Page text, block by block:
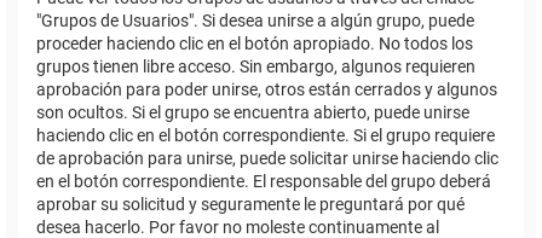
"Grupos de Usuarios". Si desea unirse a algún grupo, puede
proceder haciendo clic en el botón apropiado. No todos los
grupos tienen libre acceso. Sin embargo, algunos requieren
aprobación para poder unirse, otros están cerrados y algunos
son ocultos. Si el grupo se encuentra abierto, puede unirse
haciendo clic en el botón correspondiente. Si el grupo requiere
de aprobación para unirse, puede solicitar unirse haciendo clic
en el botón correspondiente. El responsable del grupo deberá
aprobar su solicitud y seguramente le preguntará por qué
desea hacerlo. Por favor no moleste continuamente al